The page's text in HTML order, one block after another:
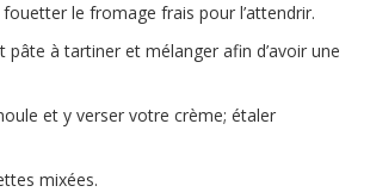
le fromage frais pour l’attendrir.
à tartiner et mélanger afin d’avoir une
et y verser votre crème; étaler
mixées.